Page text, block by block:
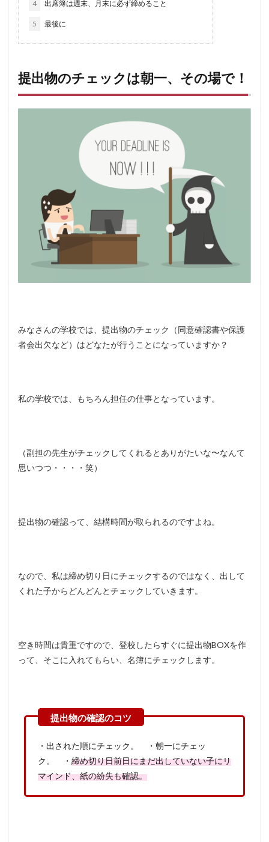
4 出席簿は週末、月末に必ず締めること
5 最後に
提出物のチェックは朝一、その場で！
みなさんの学校では、提出物のチェック（同意確認書や保護
者会出欠など）はどなたが行うことになっていますか？
私の学校では、もちろん担任の仕事となっています。
（副担の先生がチェックしてくれるとありがたいな〜なんて
思いつつ・・・・笑）
提出物の確認って、結構時間が取られるのですよね。
なので、私は締め切り日にチェックするのではなく、出して
くれた子からどんどんとチェックしていきます。
空き時間は貴重ですので、登校したらすぐに提出物BOXを作
って、そこに入れてもらい、名簿にチェックします。
・出された順にチェック。 ・朝一にチェッ
ク。 ・ 締め切り日前日にまだ出していない子にリ
マインド、紙の紛失も確認。